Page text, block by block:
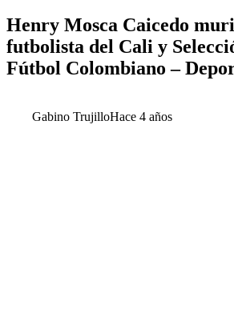
Henry Mosca Caicedo
futbolista del Cali y
Fútbol Colombiano –
Gabino TrujilloHace 4 años